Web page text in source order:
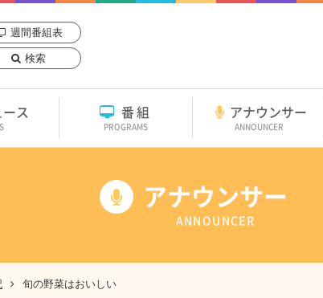
週間番組表
検索
ス 番組
PROGRAMS
アナウンサー
ANNOUNCER
アナウンサー
ANNOUNCER
旬の野菜はおいしい